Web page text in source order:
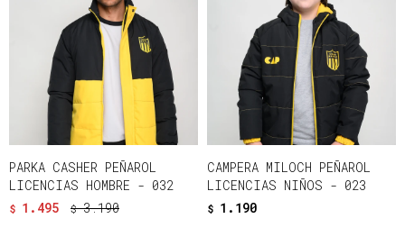
PARKA CASHER PEÑAROL
LICENCIAS HOMBRE - 032
$ 1.495 $ 3.190
CAMPERA MILOCH PEÑAROL
LICENCIAS NIÑOS - 023
$ 1.190